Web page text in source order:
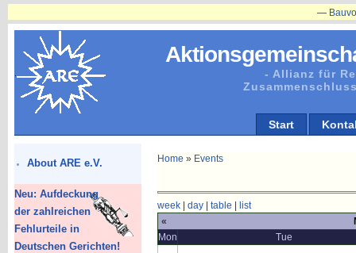
- Allianz für
Start
About ARE e.V.
Neu: Aufdeckung
der zahlreichen
Fehlurteile in
Deutschen Gerichten!
Home » Events
week| day| table
list
«
Mon
Tue